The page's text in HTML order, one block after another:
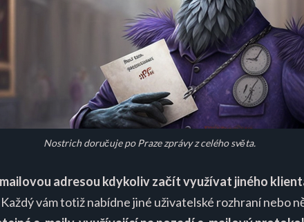
Nostrich doručuje po Praze zprávy z celého světa.
adresou kdykoliv začít využívat jiného
Každý vám totiž nabídne jiné uživatelské rozhraní nebo